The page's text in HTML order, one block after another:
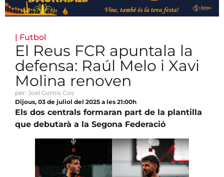
| Futbol
El Reus FCR apuntala la
defensa: Raúl Melo i Xavi
Molina renoven
per: Joel Gomis Cos
Dijous, 03 de juliol del 2025 a les 21:00h
Els dos centrals formaran part de la plantilla
que debutarà a la Segona Federació